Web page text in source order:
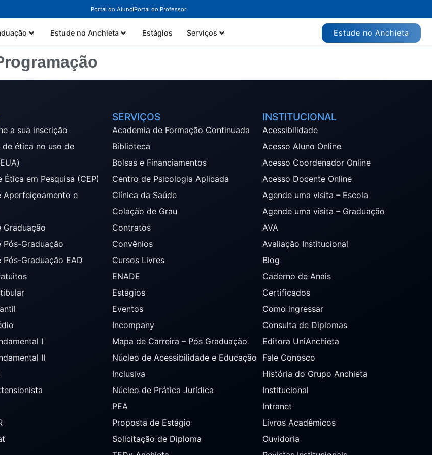
Portal do Aluno Portal do Professor
Estude no Anchieta Estágios Serviços Estude no Anchieta
a sua inscrição
de ética no uso de
Ética em Pesquisa (CEP)
Aperfeiçoamento e
Graduação
Pós-Graduação
Pós-Graduação EAD
I
II
SERVIÇOS
Academia de Formação Continuada
Biblioteca
Bolsas e Financiamentos
Centro de Psicologia Aplicada
Clínica da Saúde
Colação de Grau
Contratos
Convênios
Cursos Livres
ENADE
Estágios
Eventos
Incompany
Mapa de Carreira – Pós Graduação
Núcleo de Acessibilidade e Educação
Inclusiva
Núcleo de Prática Jurídica
PEA
Proposta de Estágio
Solicitação de Diploma
INSTITUCIONAL
Acessibilidade
Acesso Aluno Online
Acesso Coordenador Online
Acesso Docente Online
Agende uma visita – Escola
Agende uma visita – Graduação
AVA
Avaliação Institucional
Blog
Caderno de Anais
Certificados
Como ingressar
Consulta de Diplomas
Editora UniAnchieta
Fale Conosco
História do Grupo Anchieta
Institucional
Intranet
Livros Acadêmicos
Ouvidoria